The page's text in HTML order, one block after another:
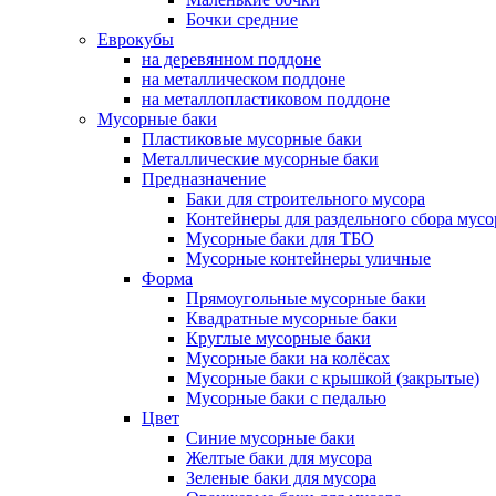
Бочки средние
Еврокубы
на деревянном поддоне
на металлическом поддоне
на металлопластиковом поддоне
Мусорные баки
Пластиковые мусорные баки
Металлические мусорные баки
Предназначение
Баки для строительного мусора
Контейнеры для раздельного сбора
Мусорные баки для ТБО
Мусорные контейнеры уличные
Форма
Прямоугольные мусорные баки
Квадратные мусорные баки
Круглые мусорные баки
Мусорные баки на колёсах
Мусорные баки с крышкой (закрытые)
Мусорные баки с педалью
Цвет
Синие мусорные баки
Желтые баки для мусора
Зеленые баки для мусора